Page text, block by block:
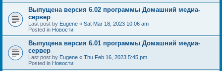
Выпущена версия 6.02 программы Домашний медиа-
сервер
Last post by Eugene « Sat Mar 18, 2023 10:06 am
Posted in Новости
Выпущена версия 6.01 программы Домашний медиа-
сервер
Last post by Eugene « Thu Feb 16, 2023 5:45 pm
Posted in Новости